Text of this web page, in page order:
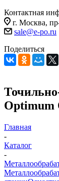
Контактная
г. Москва,
sale@e-po.ru
Поделиться
Optimum
Главная
-
Каталог
-